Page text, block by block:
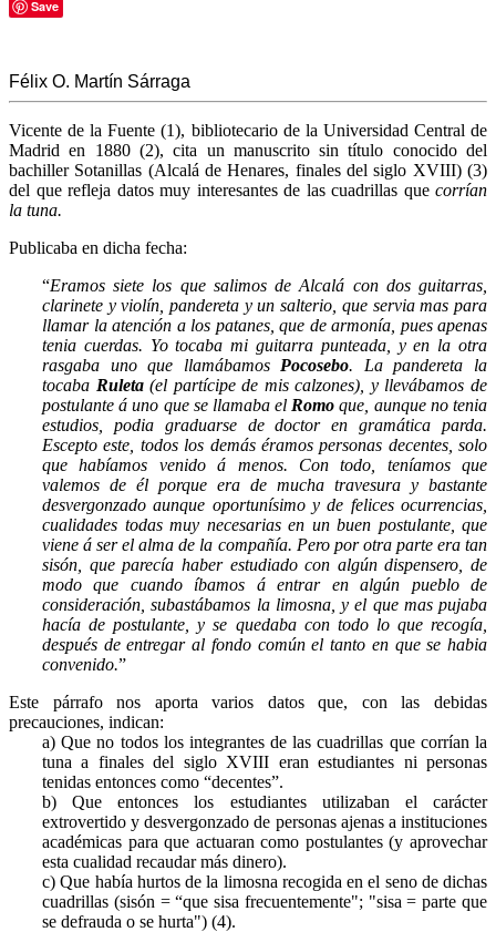
Save
Félix O. Martín Sárraga
Vicente de la Fuente (1), bibliotecario de la Universidad Central de
Madrid en 1880 (2), cita un manuscrito sin título conocido del
bachiller Sotanillas (Alcalá de Henares, finales del siglo XVIII) (3)
del que refleja datos muy interesantes de las cuadrillas que corrían
la tuna.
Publicaba en dicha fecha:
“Eramos siete los que salimos de Alcalá con dos guitarras,
clarinete y violín, pandereta y un salterio, que servia mas para
llamar la atención a los patanes, que de armonía, pues apenas
tenia cuerdas. Yo tocaba mi guitarra punteada, y en la otra
rasgaba uno que llamábamos Pocosebo. La pandereta la
tocaba Ruleta(el partícipe de mis calzones), y llevábamos de
postulante á uno que se llamaba el Romo que, aunque no tenia
estudios, podia graduarse de doctor en gramática parda.
Escepto este, todos los demás éramos personas decentes, solo
que habíamos venido á menos. Con todo, teníamos que
valemos de él porque era de mucha travesura y bastante
desvergonzado aunque oportunísimo y de felices ocurrencias,
cualidades todas muy necesarias en un buen postulante, que
viene á ser el alma de la compañía. Pero por otra parte era tan
sisón, que parecía haber estudiado con algún dispensero, de
modo que cuando íbamos á entrar en algún pueblo de
consideración, subastábamos la limosna, y el que mas pujaba
hacía de postulante, y se quedaba con todo lo que recogía,
después de entregar al fondo común el tanto en que se habia
convenido.”
Este párrafo nos aporta varios datos que, con las debidas
precauciones, indican:
a) Que no todos los integrantes de las cuadrillas que corrían la
tuna a finales del siglo XVIII eran estudiantes ni personas
tenidas entonces como “decentes”.
b) Que entonces los estudiantes utilizaban el carácter
extrovertido y desvergonzado de personas ajenas a instituciones
académicas para que actuaran como postulantes (y aprovechar
esta cualidad recaudar más dinero).
c) Que había hurtos de la limosna recogida en el seno de dichas
cuadrillas (sisón = “que sisa frecuentemente"; "sisa = parte que
se defrauda o se hurta") (4).